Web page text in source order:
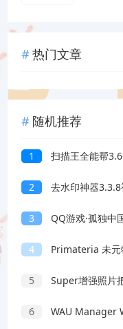
热门文章
随机推荐
1 扫描王全能帮
2 去水印神器3.3.8
3 QQ游戏·孤独中
4 Primateria 未元
5 Super增强照片
6 WAU Manager